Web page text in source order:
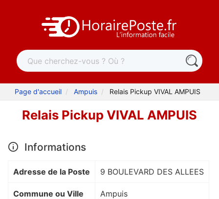
Page d'accueil Ampuis Relais Pickup VIVAL AMPUIS
Relais Pickup VIVAL AMPUIS
Informations
Adresse de la Poste 9 BOULEVARD DES ALLEES
Commune ou Ville Ampuis